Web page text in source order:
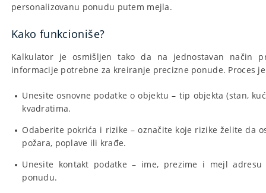
personalizovanu ponudu putem mejla.
Kako funkcioniše?
Kalkulator je osmišljen tako da na jednostavan način
informacije potrebne za kreiranje precizne ponude. Proces
Unesite osnovne podatke o objektu – tip objekta (stan,
kvadratima.
Odaberite pokrića i rizike – označite koje rizike želite da
požara, poplave ili krađe.
Unesite kontakt podatke – ime, prezime i mejl adresu
ponudu.